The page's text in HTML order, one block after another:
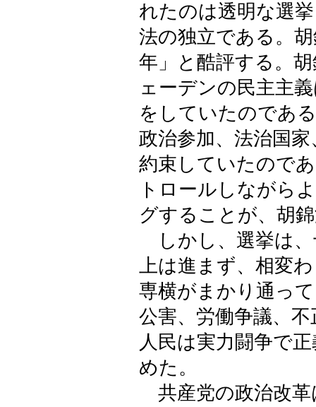
れたのは透明な選
法の独立である。
年」と酷評する。
ェーデンの民主主
をしていたのであ
政治参加、法治国
約束していたので
トロールしながら
グすることが、胡
しかし、選挙は、
上は進まず、相変
専横がまかり通っ
公害、労働争議、
人民は実力闘争で
めた。
共産党の政治改革